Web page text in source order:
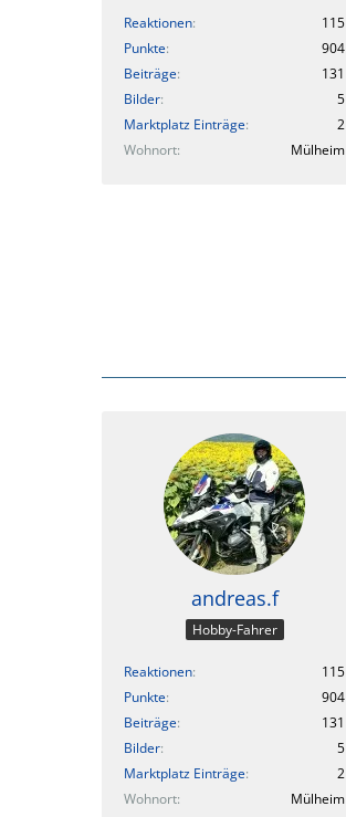
Reaktionen
115
Punkte
904
Beiträge
131
Bilder
5
Marktplatz Einträge
2
Wohnort
Mülheim
andreas.f
Hobby-Fahrer
Reaktionen
115
Punkte
904
Beiträge
131
Bilder
5
Marktplatz Einträge
2
Wohnort
Mülheim